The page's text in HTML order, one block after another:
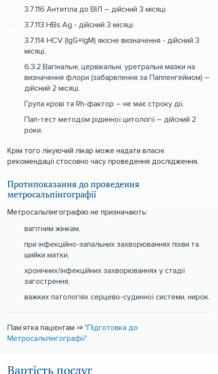
3.7.116 Антитіла до ВІЛ – дійсний 3 місяці.
3.7.113 HBs Ag - дійсний 3 місяці.
3.7.114 HCV (IgG+IgM) якісне визначення - дійсний 3
місяці.
6.3.2 Вагінальні, цервікальні, уретральні мазки на
визначення флори (забарвлення за Паппенгеймом) –
дійсний 2 місяці.
Група крові та Rh-фактор – не має строку дії.
Пап-тест методом рідинної цитології – дійсний 2
роки.
Крім того лікуючий лікар може надати власні
рекомендації стосовно часу проведення дослідження.
Протипоказання до проведення
метросальпінгографії
Метросальпінгографію не призначають:
вагітним жінкам,
при інфекційно-запальних захворюваннях піхви та
шийки матки,
хронічних/інфекційних захворюваннях у стадії
загострення,
важких патологіях серцево-судинної системи, нирок.
Пам’ятка пацієнтам ⇒ "Підготовка до
Метросальпінгографії"
Вартість послуг